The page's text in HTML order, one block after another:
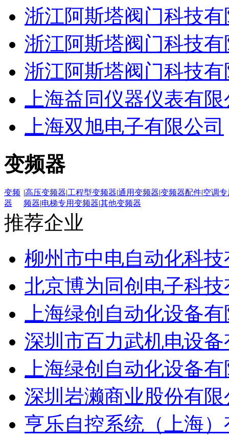
浙江阿斯塔阀门科技
浙江阿斯塔阀门科技
浙江阿斯塔阀门科技
上海益同仪器仪表有
上海双旭电子有限公司
变频器
变频
器
|高压变频器|工程型变频器|通用变频器|变频器配件|空调
频器|电梯专用变频器|其他变频器
推荐企业
柳州市中电自动化科
北京博为同创电子科
上海绿创自动化设备
深圳市百力武机电设
上海绿创自动化设备
深圳岩濑商业股份有限
亨乐自控系统（上海